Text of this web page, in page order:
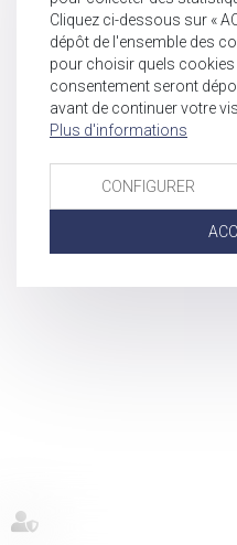
Cliquez ci-dessous sur «
dépôt de l'ensemble des
pour choisir quels
consentement seront
avant de continuer votre
Plus d'informations
CONFIGURER